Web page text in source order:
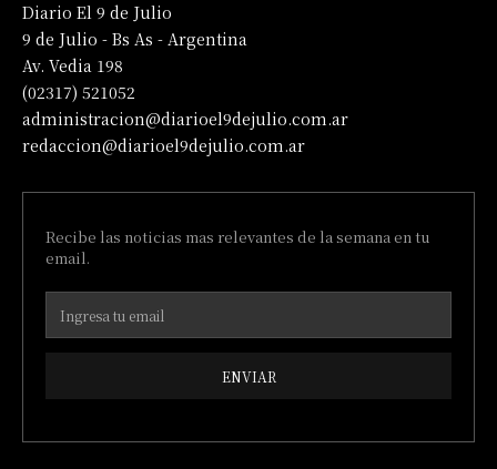
Diario El 9 de Julio
9 de Julio - Bs As - Argentina
Av. Vedia 198
(02317) 521052
administracion@diarioel9dejulio.com.ar
redaccion@diarioel9dejulio.com.ar
Recibe las noticias mas relevantes de la semana en tu
email.
ENVIAR